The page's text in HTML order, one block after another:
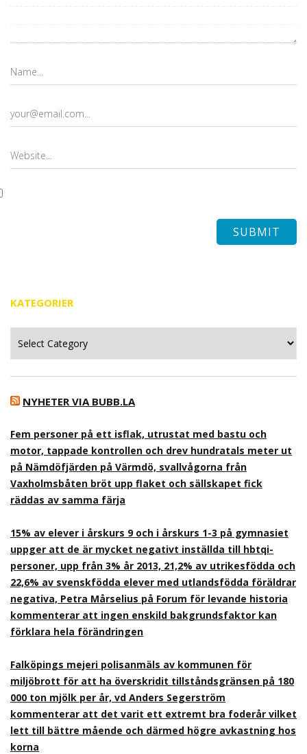
KATEGORIER
NYHETER VIA BUBB.LA
Fem personer på ett isflak, utrustat med bastu och
motor, tappade kontrollen och drev hundratals meter ut
på Nämdöfjärden på Värmdö, svallvågorna från
Vaxholmsbåten bröt upp flaket och sällskapet fick
räddas av samma färja
15% av elever i årskurs 9 och i årskurs 1-3 på gymnasiet
uppger att de är mycket negativt inställda till hbtqi-
personer, upp från 3% år 2013, 21,2% av utrikesfödda och
22,6% av svenskfödda elever med utlandsfödda föräldrar
negativa, Petra Mårselius på Forum för levande historia
kommenterar att ingen enskild bakgrundsfaktor kan
förklara hela förändringen
Falköpings mejeri polisanmäls av kommunen för
miljöbrott för att ha överskridit tillståndsgränsen på 180
000 ton mjölk per år, vd Anders Segerström
kommenterar att det varit ett extremt bra foderår vilket
lett till bättre mående och därmed högre avkastning hos
korna